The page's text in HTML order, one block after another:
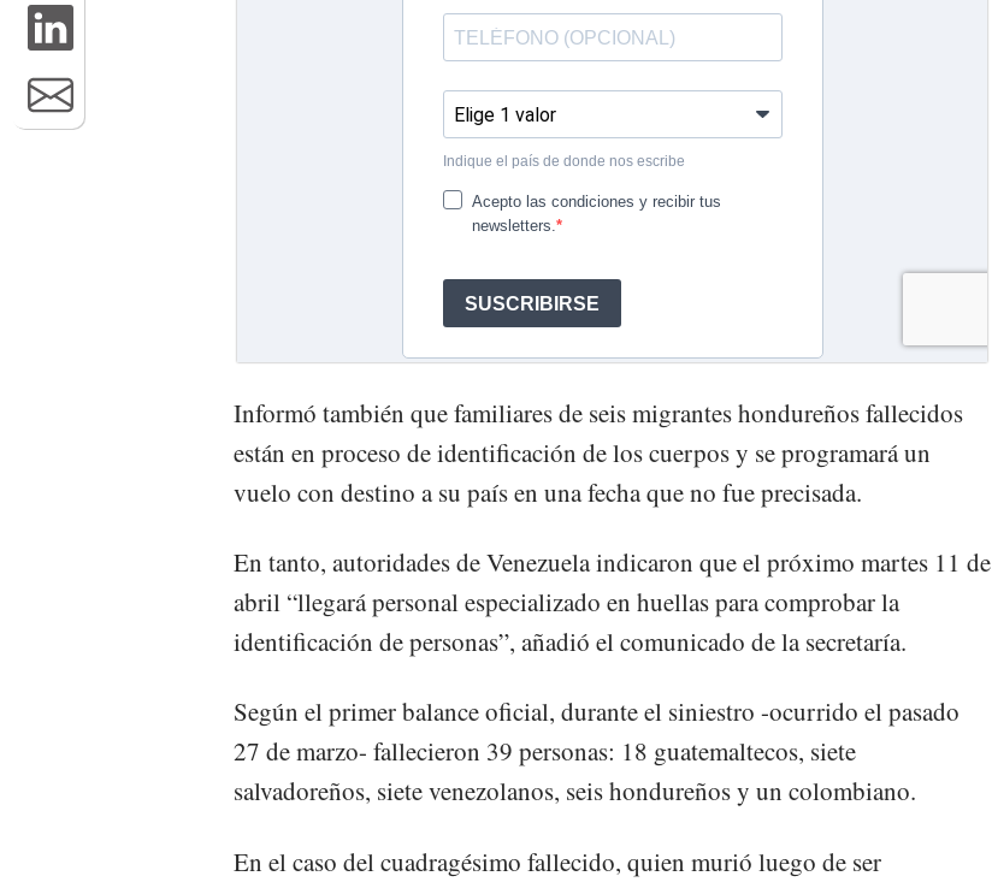
Informó también que familiares de seis migrantes hondureños fallecidos
están en proceso de identificación de los cuerpos y se programará un
vuelo con destino a su país en una fecha que no fue precisada.
En tanto, autoridades de Venezuela indicaron que el próximo martes 11 de
abril “llegará personal especializado en huellas para comprobar la
identificación de personas”, añadió el comunicado de la secretaría.
Según el primer balance oficial, durante el siniestro -ocurrido el pasado
27 de marzo- fallecieron 39 personas: 18 guatemaltecos, siete
salvadoreños, siete venezolanos, seis hondureños y un colombiano.
En el caso del cuadragésimo fallecido, quien murió luego de ser